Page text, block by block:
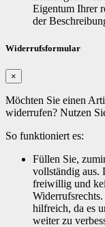
Eigentum Ihrer
der
Widerrufsformular
×
Möchten Sie einen
widerrufen? Nutzen
So funktioniert es:
Füllen Sie,
vollständig aus.
freiwillig und
hilfreich, da es
weiter zu